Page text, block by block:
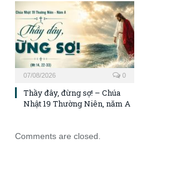
07/08/2026 0
Thầy đây, đừng sợ! – Chúa
Nhật 19 Thường Niên, năm A
Comments are closed.